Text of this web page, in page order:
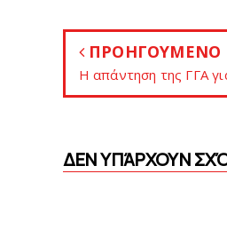
ΠΡΟΗΓΟΥΜΕΝΟ
Η απάντηση της ΓΓΑ
ΔΕΝ ΥΠΆΡΧΟΥΝ